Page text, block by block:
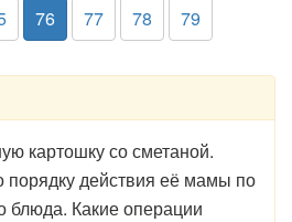
76 77 78 79
картошку со сметаной.
порядку действия её мамы по
блюда. Какие операции